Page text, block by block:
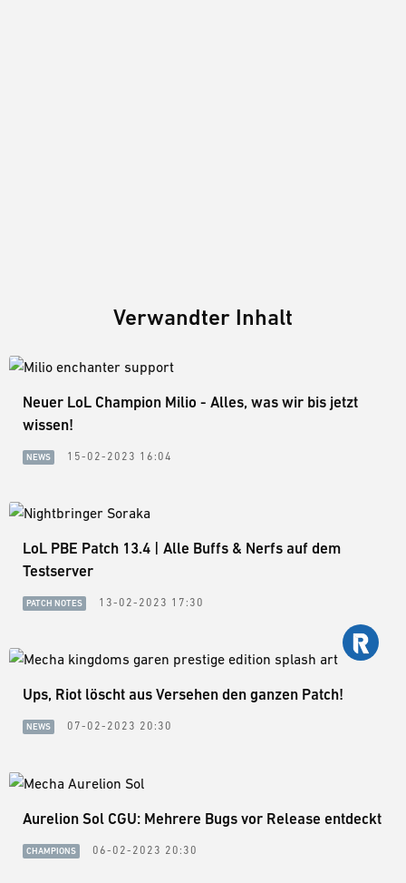
Verwandter Inhalt
Neuer LoL Champion Milio - Alles, was wir bis jetzt
wissen!
NEWS 15-02-2023 16:04
LoL PBE Patch 13.4 | Alle Buffs & Nerfs auf dem
Testserver
PATCH NOTES 13-02-2023 17:30
Ups, Riot löscht aus Versehen den ganzen Patch!
NEWS 07-02-2023 20:30
Aurelion Sol CGU: Mehrere Bugs vor Release entdeckt
CHAMPIONS 06-02-2023 20:30